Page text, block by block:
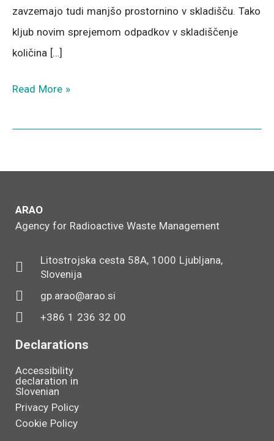
zavzemajo tudi manjšo prostornino v skladišču. Tako
kljub novim sprejemom odpadkov v skladiščenje
količina […]
Read More »
ARAO
Agency for Radioactive Waste Management
Litostrojska cesta 58A, 1000 Ljubljana,
Slovenija
gp.arao@arao.si
+386 1 236 32 00
Declarations
Accessibility
declaration in
Slovenian
Privacy Policy
Cookie Policy